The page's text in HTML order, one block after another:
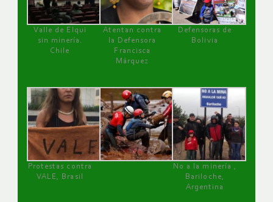
Valle de Elqui
sin minería.
Chile
Atentan contra
la Defensora
Francisca
Márquez
Defensoras de
Bolivia
Protestas contra
VALE, Brasil
No a la minería ,
Bariloche,
Argentina